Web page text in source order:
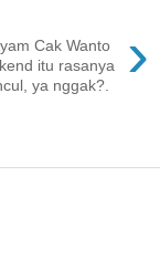
›
Cak Wanto
itu rasanya
ya nggak?.